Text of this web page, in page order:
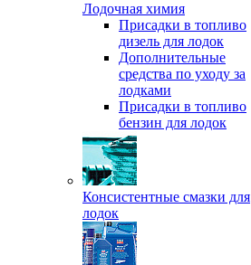
Лодочная химия
Присадки в топливо
дизель для лодок
Дополнительные
средства по уходу за
лодками
Присадки в топливо
бензин для лодок
Консистентные смазки для
лодок